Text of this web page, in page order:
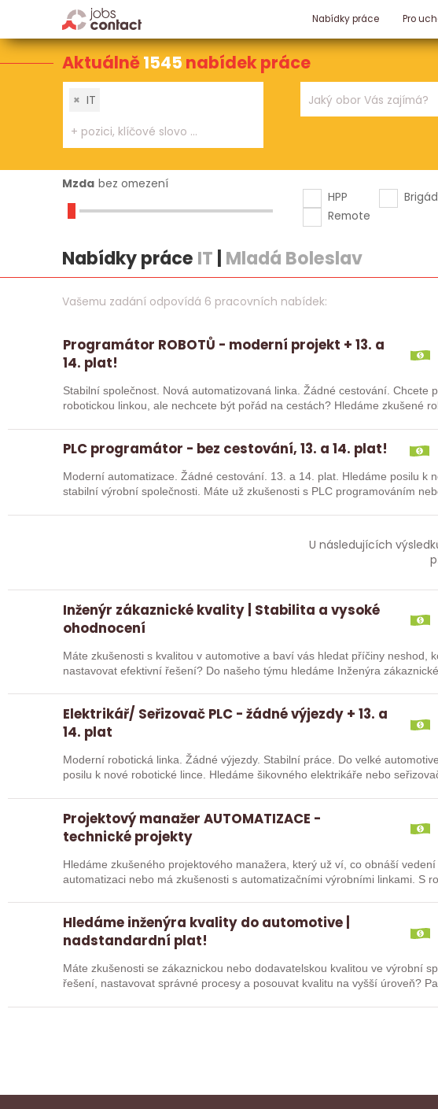
Nabídky práce Pro
Aktuálně1545 nabídek práce
× IT
Mzda bez omezení
HPP
Remote
Nabídky práce IT Mladá Boleslav
Vašemu zadání odpovídá 6 pracovních nabídek:
Programátor ROBOTŮ - moderní projekt + 13. a
14. plat!
Stabilní společnost. Nová automatizovaná linka. Žádné cestování. Chcete pracovat s moderní
robotickou linkou, ale nechcete být pořád na cestách? Hledáme zkušené robotiky i šikovné
PLC programátor - bez cestování, 13. a 14. plat!
Moderní automatizace. Žádné cestování. 13. a 14. plat. Hledáme posilu k nové robotické lince do
stabilní výrobní společnosti. Máte už zkušenosti s PLC
U následujících
Inženýr zákaznické kvality | Stabilita a vysoké
ohodnocení
Máte zkušenosti s kvalitou v automotive a baví vás hledat příčiny neshod,
nastavovat efektivní řešení? Do našeho týmu hledáme Inženýra
Elektrikář/ Seřizovač PLC - žádné výjezdy + 13. a
14. plat
Moderní robotická linka. Žádné výjezdy. Stabilní práce. Do velké
posilu k nové robotické lince. Hledáme šikovného elektrikáře nebo
Projektový manažer AUTOMATIZACE -
technické projekty
Hledáme zkušeného projektového manažera, který už ví, co obnáší
automatizaci nebo má zkušenosti s automatizačními výrobními linkami. S
Hledáme inženýra kvality do automotive |
nadstandardní plat!
Máte zkušenosti se zákaznickou nebo dodavatelskou kvalitou ve výrobní
řešení, nastavovat správné procesy a posouvat kvalitu na vyšší úroveň?